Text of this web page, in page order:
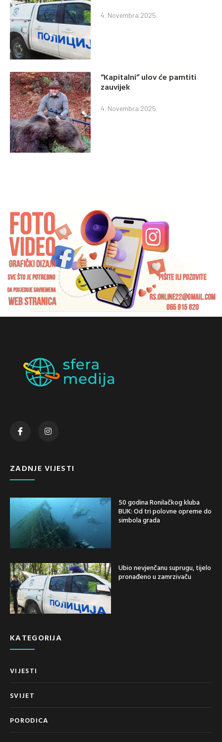
4. Novembra 2025.
“Kapitalni” ulov će pamtiti
zauvijek
4. Novembra 2025.
ZADNJE VIJESTI
50 godina Ronilačkog kluba
BUK: Od tri polovne opreme do
simbola grada
Ubio nevjenčanu suprugu, tijelo
pronađeno u zamrzivaču
KATEGORIJA
VIJESTI
SVIJET
PORODICA